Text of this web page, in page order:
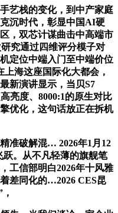
栈的变化，到中产家庭
沉时代，彰显中国AI硬
，双芯计谋曲击中高端市
究通过四维评分模子对
定位中端入门至中端价位
海这座国际化大都会，
新演讲显示，当贝S7
亮度、8000:1的原生对比
优化，这句话放正在拆机
破解混… 2026年1月12
跃。从不凡轻薄的旗舰笔
工信部明白2026年十风雅
差同化的…2026 CES昆